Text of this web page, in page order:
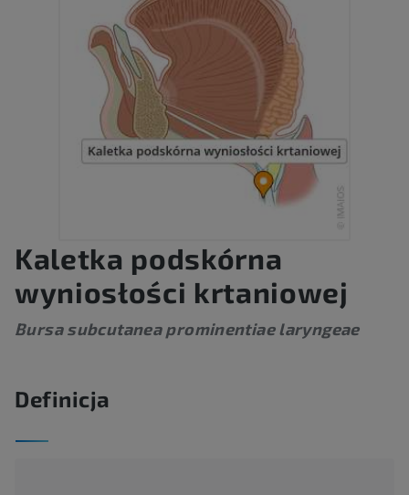
Kaletka podskórna
wyniosłości krtaniowej
Bursa subcutanea prominentiae laryngeae
Definicja